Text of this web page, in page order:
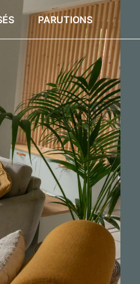
PARUTIONS